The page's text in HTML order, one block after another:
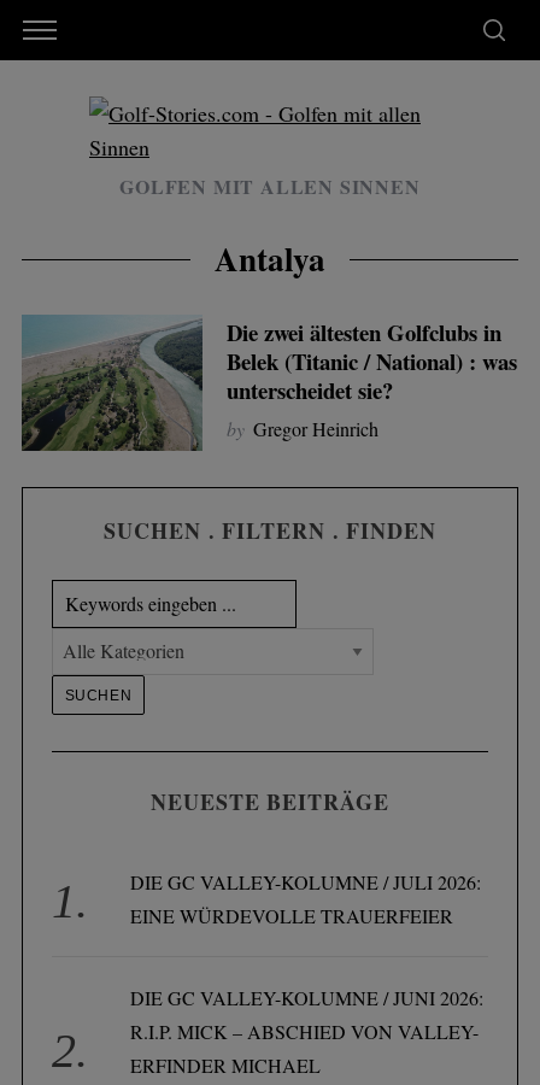
GOLFEN MIT ALLEN SINNEN
Antalya
Die zwei ältesten Golfclubs in
Belek (Titanic / National) : was
unterscheidet sie?
by Gregor Heinrich
SUCHEN . FILTERN . FINDEN
NEUESTE BEITRÄGE
DIE GC VALLEY-KOLUMNE / JULI 2026:
EINE WÜRDEVOLLE TRAUERFEIER
DIE GC VALLEY-KOLUMNE / JUNI 2026:
R.I.P. MICK – ABSCHIED VON VALLEY-
ERFINDER MICHAEL